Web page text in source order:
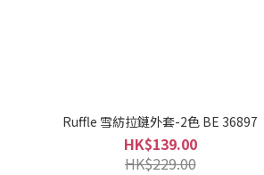
Ruffle 雪紡拉鏈外套-2色 BE 36897
HK$139.00
HK$229.00